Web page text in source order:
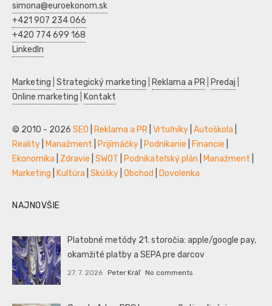
simona@euroekonom.sk
+421 907 234 066
+420 774 699 168
LinkedIn
Marketing Strategický marketing Reklama a PR Predaj
Online marketing Kontakt
© 2010 - 2026 SEO Reklama a PR Vrtuľníky Autoškola
Reality Manažment Prijímáčky Podnikanie Financie
Ekonomika
Zdravie SWOT Podnikateľský plán Manažment
Marketing Kultúra Skúšky Obchod Dovolenka
NAJNOVŠIE
Platobné metódy 21. storočia: apple/google pay,
okamžité platby a SEPA pre darcov
27. 7. 2026 Peter Kráľ No comments